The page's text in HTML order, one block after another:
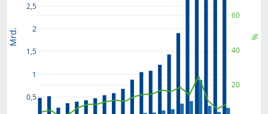
0,5
1
1,5
2
2,5
20
40
60
Mrd. %